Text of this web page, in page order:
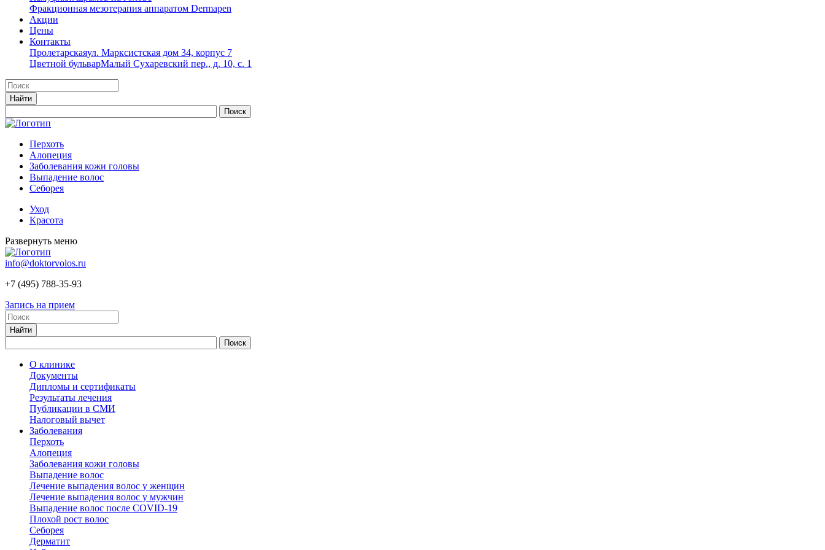
Фракционная мезотерапия аппаратом Dermapen
Акции
Цены
Контакты
Пролетарскаяул. Марксистская дом 34, корпус 7
Цветной бульварМалый Сухаревский пер., д. 10, с. 1
Перхоть
Алопеция
Заболевания кожи головы
Выпадение волос
Cеборея
Уход
Красота
Развернуть меню
info@doktorvolos.ru
+7 (495) 788-35-93
Запись на прием
О клинике
Документы
Дипломы и сертификаты
Результаты лечения
Публикации в СМИ
Налоговый вычет
Заболевания
Перхоть
Алопеция
Заболевания кожи головы
Выпадение волос
Лечение выпадения волос у женщин
Лечение выпадения волос у мужчин
Выпадение волос после COVID-19
Плохой рост волос
Cеборея
Дерматит